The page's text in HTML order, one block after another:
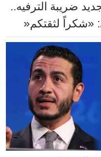
ضريبة الترفيه..
«شكراً لثقتكم«